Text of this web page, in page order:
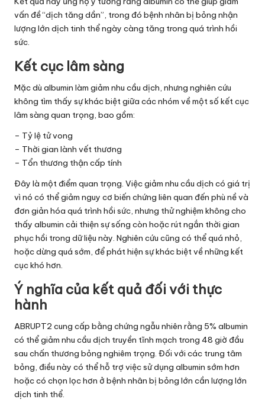
vấn đề “dịch tăng dần”, trong đó bệnh nhân bị bỏng nhận
lượng lớn dịch tinh thể ngày càng tăng trong quá trình hồi
sức.
Kết cục lâm sàng
Mặc dù albumin làm giảm nhu cầu dịch, nhưng nghiên cứu
không tìm thấy sự khác biệt giữa các nhóm về một số kết cục
lâm sàng quan trọng, bao gồm:
– Tỷ lệ tử vong
– Thời gian lành vết thương
– Tổn thương thận cấp tính
Đây là một điểm quan trọng. Việc giảm nhu cầu dịch có giá trị
vì nó có thể giảm nguy cơ biến chứng liên quan đến phù nề và
đơn giản hóa quá trình hồi sức, nhưng thử nghiệm không cho
thấy albumin cải thiện sự sống còn hoặc rút ngắn thời gian
phục hồi trong dữ liệu này. Nghiên cứu cũng có thể quá nhỏ,
hoặc dừng quá sớm, để phát hiện sự khác biệt về những kết
cục khó hơn.
Ý nghĩa của kết quả đối với thực
hành
ABRUPT2 cung cấp bằng chứng ngẫu nhiên rằng 5% albumin
có thể giảm nhu cầu dịch truyền tĩnh mạch trong 48 giờ đầu
sau chấn thương bỏng nghiêm trọng. Đối với các trung tâm
bỏng, điều này có thể hỗ trợ việc sử dụng albumin sớm hơn
hoặc có chọn lọc hơn ở bệnh nhân bị bỏng lớn cần lượng lớn
dịch tinh thể.